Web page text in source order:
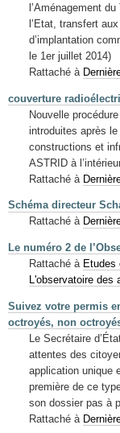
l’Aménagement
l’Etat, transfert
d’implantation
le 1er juillet 2014)
Rattaché à
couverture
Nouvelle
introduites après
constructions et
ASTRID à
Rattaché à
Schéma directeur
Rattaché à
Le numéro 2 de
Rattaché à Etudes
L'observatoire des
Suivez votre permis
octroyés, non
Le Secrétaire
attentes des
application unique
première de ce
son dossier pas à
Rattaché à